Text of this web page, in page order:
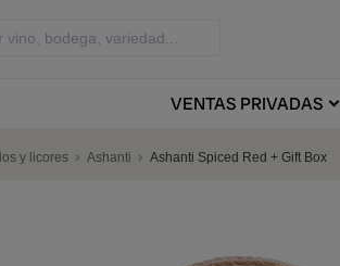
VENTASPRIVADAS
y licores Ashanti Ashanti Spiced Red + Gift Box